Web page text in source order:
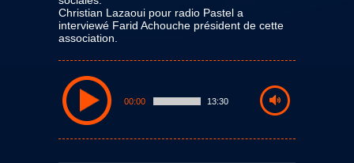
Christian Lazaoui pour radio Pastel a
interviewé Farid Achouche président de cette
association.
00:00 13:30